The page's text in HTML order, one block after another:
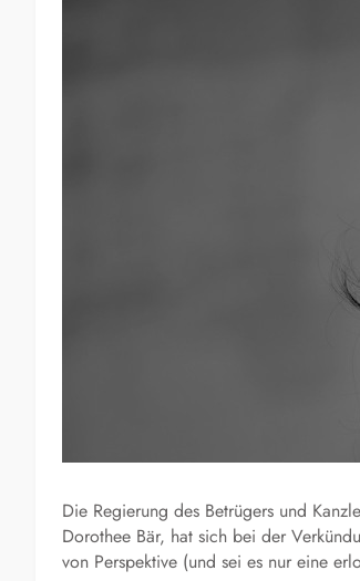
Die Regierung des Betrügers und
Dorothee Bär, hat sich bei der
von Perspektive (und sei es nur eine